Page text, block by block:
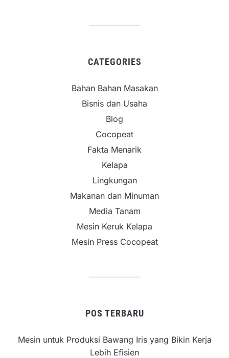
CATEGORIES
Bahan Bahan Masakan
Bisnis dan Usaha
Blog
Cocopeat
Fakta Menarik
Kelapa
Lingkungan
Makanan dan Minuman
Media Tanam
Mesin Keruk Kelapa
Mesin Press Cocopeat
POS TERBARU
Mesin untuk Produksi Bawang Iris yang Bikin Kerja
Lebih Efisien